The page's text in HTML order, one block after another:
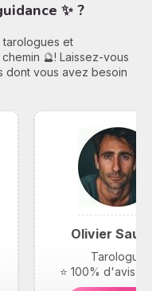
✨ ?
tarologues et
🔮! Laissez-vous
dont vous avez besoin
Olivier Saunier
Tarologue
⭐ 100% d'avis